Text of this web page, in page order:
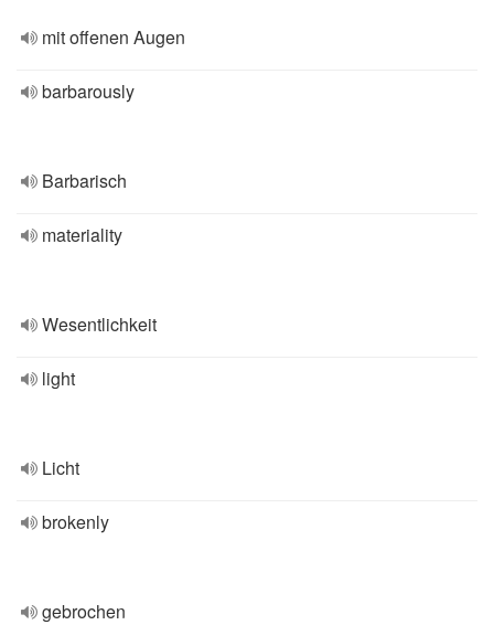
mit offenen Augen
barbarously
Barbarisch
materiality
Wesentlichkeit
light
Licht
brokenly
gebrochen